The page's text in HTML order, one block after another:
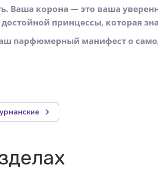
Ваша корона — это ваша
принцессы, которая
парфюмерный манифест о